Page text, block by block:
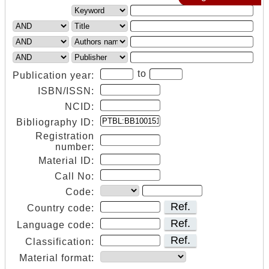
Publication year:
to
ISBN/ISSN:
NCID:
Bibliography ID:
Registration
number:
Material ID:
Call No:
Code:
Country code:
Ref.
Language code: Ref.
Classification: Ref.
Material format: